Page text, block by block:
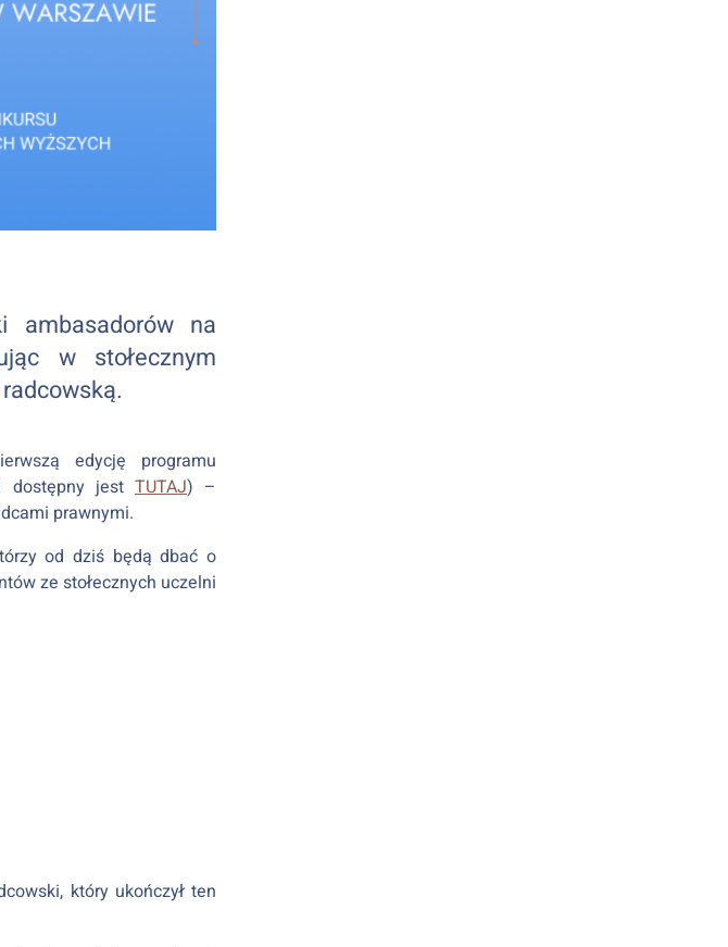
ambasadorów na
w stołecznym
edycję programu
dostępny jest TUTAJ) –
prawnymi.
od dziś będą dbać o
ze stołecznych uczelni
który ukończył ten